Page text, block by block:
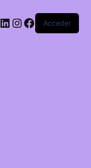
LinkedIn
Instagram
Facebook
Acceder